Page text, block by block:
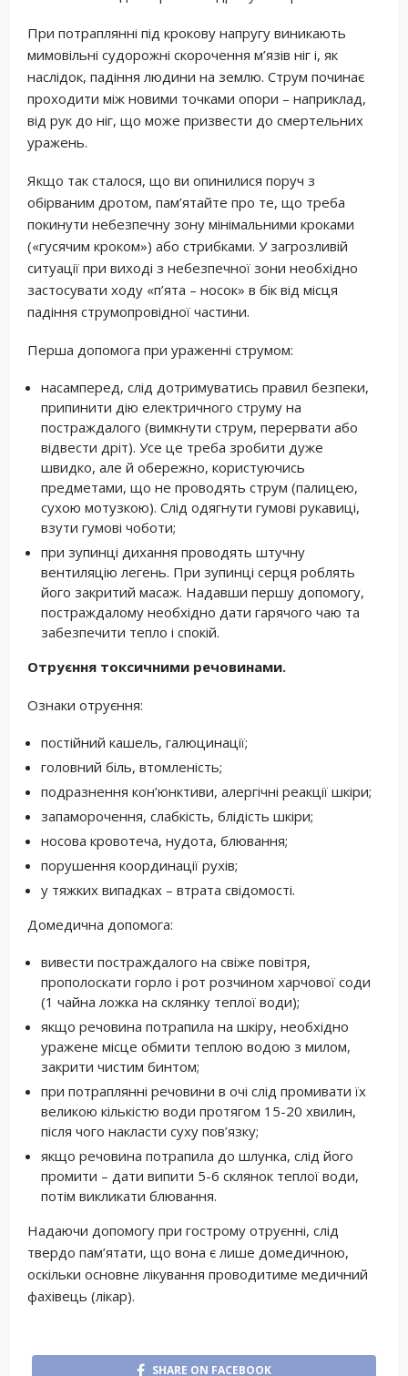
При потраплянні під крокову напругу виникають
мимовільні судорожні скорочення м’язів ніг і, як
наслідок, падіння людини на землю. Струм починає
проходити між новими точками опори – наприклад,
від рук до ніг, що може призвести до смертельних
уражень.
Якщо так сталося, що ви опинилися поруч з
обірваним дротом, пам’ятайте про те, що треба
покинути небезпечну зону мінімальними кроками
(«гусячим кроком») або стрибками. У загрозливій
ситуації при виході з небезпечної зони необхідно
застосувати ходу «п’ята – носок» в бік від місця
падіння струмопровідної частини.
Перша допомога при ураженні струмом:
насамперед, слід дотримуватись правил безпеки,
припинити дію електричного струму на
постраждалого (вимкнути струм, перервати або
відвести дріт). Усе це треба зробити дуже
швидко, але й обережно, користуючись
предметами, що не проводять струм (палицею,
сухою мотузкою). Слід одягнути гумові рукавиці,
взути гумові чоботи;
при зупинці дихання проводять штучну
вентиляцію легень. При зупинці серця роблять
його закритий масаж. Надавши першу допомогу,
постраждалому необхідно дати гарячого чаю та
забезпечити тепло і спокій.
Отруєння токсичними речовинами.
Ознаки отруєння:
постійний кашель, галюцинації;
головний біль, втомленість;
подразнення кон’юнктиви, алергічні реакції шкіри;
запаморочення, слабкість, блідість шкіри;
носова кровотеча, нудота, блювання;
порушення координації рухів;
у тяжких випадках – втрата свідомості.
Домедична допомога:
вивести постраждалого на свіже повітря,
прополоскати горло і рот розчином харчової соди
(1 чайна ложка на склянку теплої води);
якщо речовина потрапила на шкіру, необхідно
уражене місце обмити теплою водою з милом,
закрити чистим бинтом;
при потраплянні речовини в очі слід промивати їх
великою кількістю води протягом 15-20 хвилин,
після чого накласти суху пов’язку;
якщо речовина потрапила до шлунка, слід його
промити – дати випити 5-6 склянок теплої води,
потім викликати блювання.
Надаючи допомогу при гострому отруєнні, слід
твердо пам’ятати, що вона є лише домедичною,
оскільки основне лікування проводитиме медичний
фахівець (лікар).
SHARE ON FACEBOOK